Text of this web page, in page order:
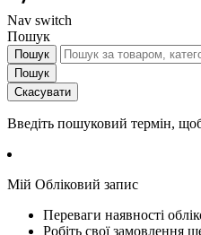
Nav switch
Пошук
Пошук
Пошук
Скасувати
Введіть пошуковий термін,
Мій Обліковий запис
Переваги наявності
Робіть свої замовлення